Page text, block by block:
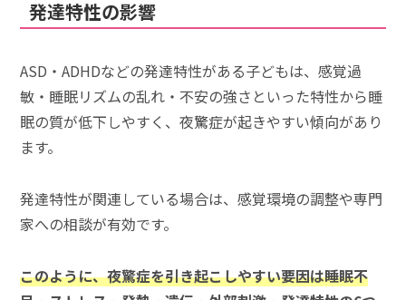
発達特性の影響
ASD・ADHDなどの発達特性がある子どもは、感覚過
敏・睡眠リズムの乱れ・不安の強さといった特性から睡
眠の質が低下しやすく、夜驚症が起きやすい傾向があり
ます。
発達特性が関連している場合は、感覚環境の調整や専門
家への相談が有効です。
このように、夜驚症を引き起こしやすい要因は睡眠不